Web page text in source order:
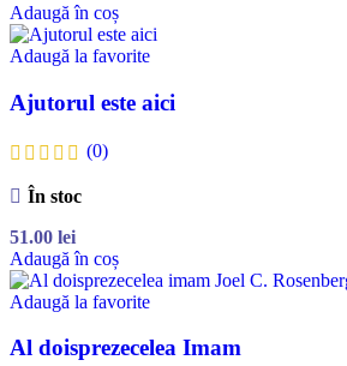
Adaugă în coș
Adaugă la favorite
Ajutorul este aici
(0)
În stoc
51.00 lei
Adaugă în coș
Adaugă la favorite
Al doisprezecelea Imam